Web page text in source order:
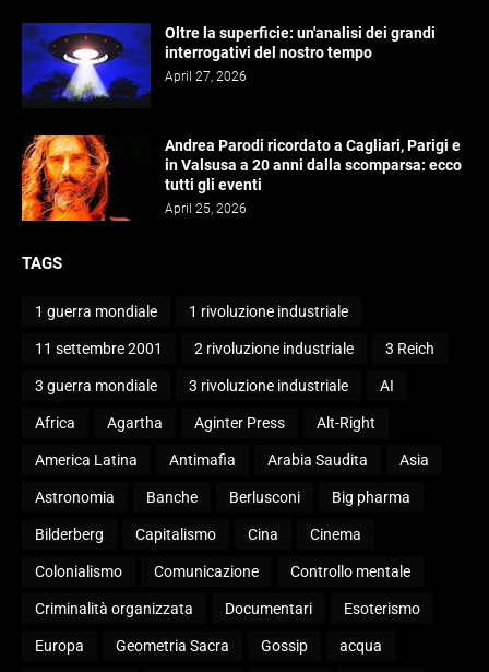
Oltre la superficie: un'analisi dei grandi
interrogativi del nostro tempo
April 27, 2026
Andrea Parodi ricordato a Cagliari, Parigi e
in Valsusa a 20 anni dalla scomparsa: ecco
tutti gli eventi
April 25, 2026
TAGS
1 guerra mondiale 1 rivoluzione industriale
11 settembre 2001 2 rivoluzione industriale 3 Reich
3 guerra mondiale 3 rivoluzione industriale AI
Africa Agartha Aginter Press Alt-Right
America Latina Antimafia Arabia Saudita Asia
Astronomia Banche Berlusconi Big pharma
Bilderberg Capitalismo Cina Cinema
Colonialismo Comunicazione Controllo mentale
Criminalità organizzata Documentari Esoterismo
Europa Geometria Sacra Gossip acqua